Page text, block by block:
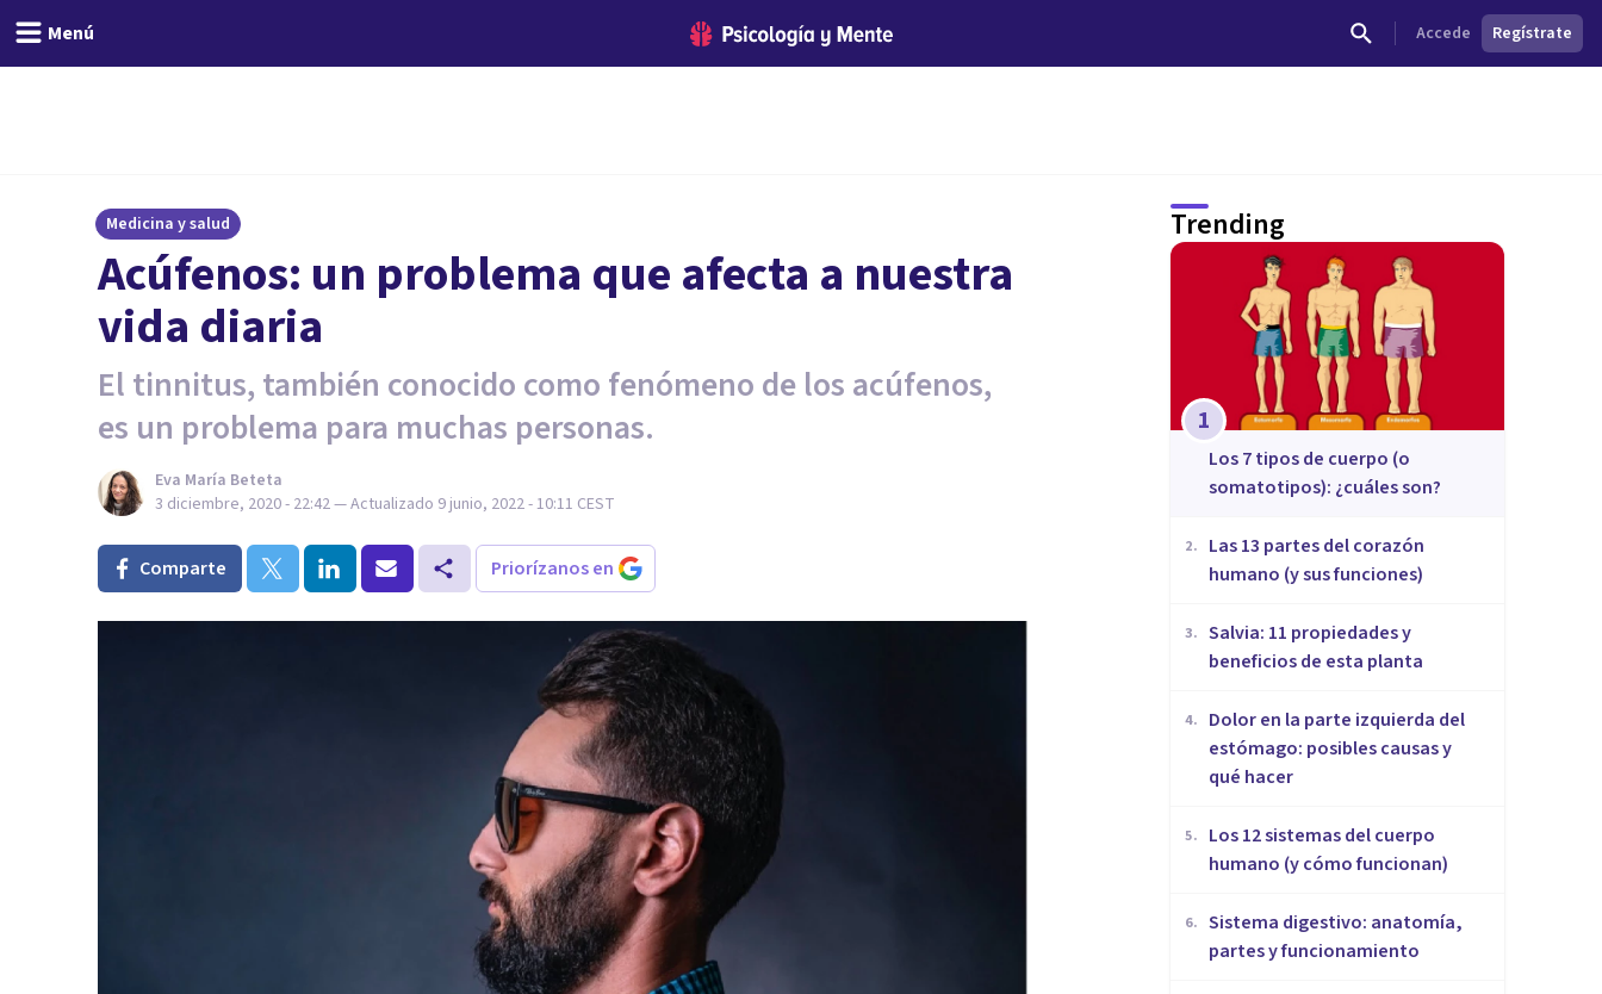
Menú Accede Regístrate
Medicina y salud
Acúfenos: un problema que afecta a nuestra
vida diaria
El tinnitus, también conocido como fenómeno de los acúfenos,
es un problema para muchas personas.
Eva María Beteta
3 diciembre, 2020 - 22:42— Actualizado 9 junio, 2022 - 10:11 CEST
Comparte Priorízanos en
Trending
1
​Los 7 tipos de cuerpo (o
somatotipos): ¿cuáles son?
2.
Las 13 partes del corazón
humano (y sus funciones)
3. Salvia: 11 propiedades y
beneficios de esta planta
4.
Dolor en la parte izquierda del
estómago: posibles causas y
qué hacer
5.
Los 12 sistemas del cuerpo
humano (y cómo funcionan)
6. Sistema digestivo: anatomía,
partes y funcionamiento